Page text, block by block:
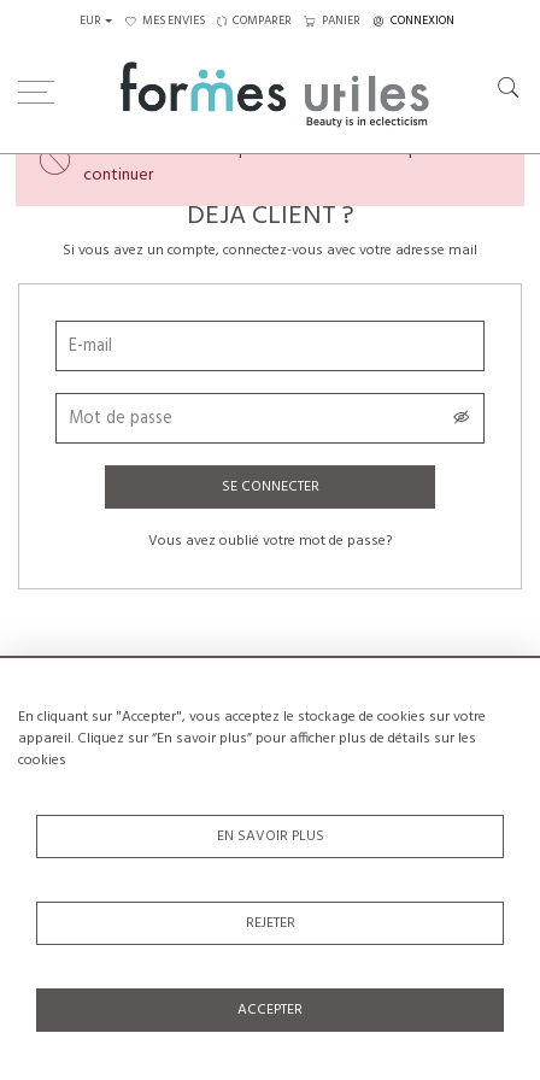
En cliquant sur "Accepter", vous acceptez le stockage de cookies sur votre
appareil. Cliquez sur “En savoir plus” pour afficher plus de détails sur les
cookies
EN SAVOIR PLUS
REJETER
ACCEPTER
EUR MES ENVIES COMPARER PANIER CONNEXION
Veuillez créer un compte ou vous connecter pour
continuer
DÉJÀ CLIENT ?
Si vous avez un compte, connectez-vous avec votre adresse mail
SE CONNECTER
Vous avez oublié votre mot de passe?
NOUVEAUX CLIENTS
La création d’un compte a de nombreux avantages: sauvegarder la liste de vos
CRÉER UN COMPTE